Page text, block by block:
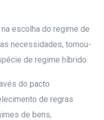
escolha do regime de
necessidades, tornou-
de regime híbrido.
do pacto
de regras
de bens,